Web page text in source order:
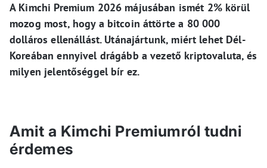
A Kimchi Premium 2026 májusában ismét 2% körül
mozog most, hogy a bitcoin áttörte a 80 000
dolláros ellenállást. Utánajártunk, miért lehet Dél-
Koreában ennyivel drágább a vezető kriptovaluta, és
milyen jelentőséggel bír ez.
Amit a Kimchi Premiumról tudni
érdemes